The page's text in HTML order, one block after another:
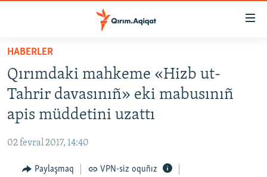
Esas
qaytmaq
Baş
navigatsiyağa
qaytmaq
Qıdıruvğa
HABERLER
SİYASET
İQTİSADİYAT
MEDENİYET
İNSAN AQLARI
HABERLER
Qırımdaki mahkeme «Hizb ut-
Tahrir davasınıñ» eki mabusınıñ
apis müddetini uzattı
02 fevral 2017, 14:40
Paylaşmaq VPN-siz oquñız